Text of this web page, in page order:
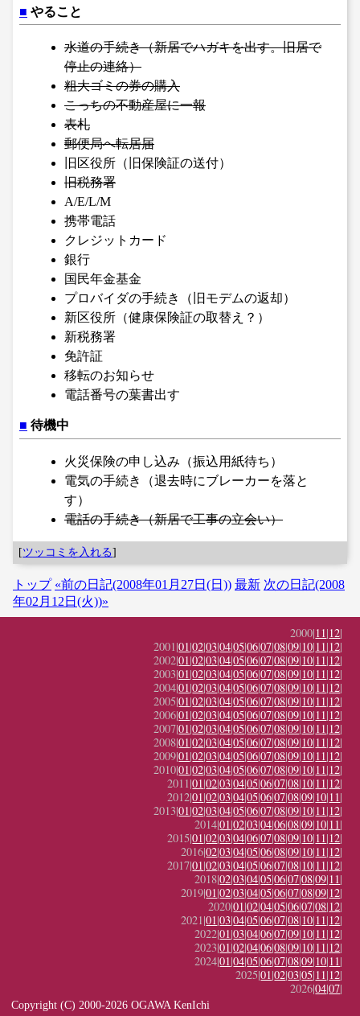
■ やること
水道の手続き（新居でハガキを出す。旧居で
停止の連絡）
粗大ゴミの券の購入
こっちの不動産屋に一報
表札
郵便局へ転居届
旧区役所（旧保険証の送付）
旧税務署
A/E/L/M
携帯電話
クレジットカード
銀行
国民年金基金
プロバイダの手続き（旧モデムの返却）
新区役所（健康保険証の取替え？）
新税務署
免許証
移転のお知らせ
電話番号の葉書出す
■ 待機中
火災保険の申し込み（振込用紙待ち）
電気の手続き（退去時にブレーカーを落と
す）
電話の手続き（新居で工事の立会い）
[ツッコミを入れる]
トップ «前の日記(2008年01月27日(日)) 最新 次の日記(2008
年02月12日(火))»
2000|11|12|
2001|01|02|03|04|05|06|07|08|09|10|11|12|
2002|01|02|03|04|05|06|07|08|09|10|11|12|
2003|01|02|03|04|05|06|07|08|09|10|11|12|
2004|01|02|03|04|05|06|07|08|09|10|11|12|
2005|01|02|03|04|05|06|07|08|09|10|11|12|
2006|01|02|03|04|05|06|07|08|09|10|11|12|
2007|01|02|03|04|05|06|07|08|09|10|11|12|
2008|01|02|03|04|05|06|07|08|09|10|11|12|
2009|01|02|03|04|05|06|07|08|09|10|11|12|
2010|01|02|03|04|05|06|07|08|09|10|11|12|
2011|01|02|03|04|05|06|07|08|10|11|12|
2012|01|02|03|04|05|06|07|08|09|10|11|
2013|01|02|03|04|05|06|07|08|09|10|11|12|
2014|01|02|03|04|06|08|09|10|11|
2015|01|02|03|04|06|07|08|09|10|11|12|
2016|02|03|04|05|06|08|09|10|11|12|
2017|01|02|03|04|05|06|07|08|10|11|12|
2018|02|03|04|05|06|07|08|09|11|
2019|01|02|03|04|05|06|07|08|09|12|
2020|01|02|04|05|06|07|08|12|
2021|01|03|04|05|06|07|08|10|11|12|
2022|01|03|04|06|07|09|10|11|12|
2023|01|02|04|06|08|09|10|11|12|
2024|01|04|05|06|07|08|09|10|11|
2025|01|02|03|05|11|12|
2026|04|07|
Copyright (C) 2000-2026 OGAWA KenIchi